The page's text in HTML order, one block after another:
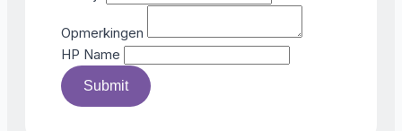
Opmerkingen
HP Name
Submit